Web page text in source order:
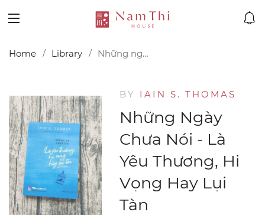
Home Library Những ngày chưa nói - Là yêu thương, hi vọng hay lụi tàn
BY IAIN S. THOMAS
Những Ngày
Chưa Nói - Là
Yêu Thương, Hi
Vọng Hay Lụi
Tàn